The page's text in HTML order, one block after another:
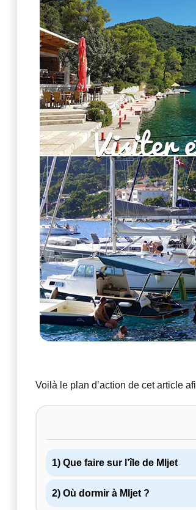
Voilà le plan d’action de cet article
1) Que faire sur l’île de Mljet
2) Où dormir à Mljet ?